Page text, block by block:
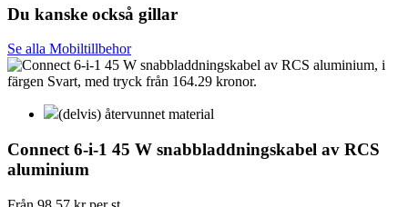
Du kanske också gillar
Se alla Mobiltillbehor
(delvis) återvunnet material
Connect 6-i-1 45 W snabbladdningskabel av RCS
aluminium